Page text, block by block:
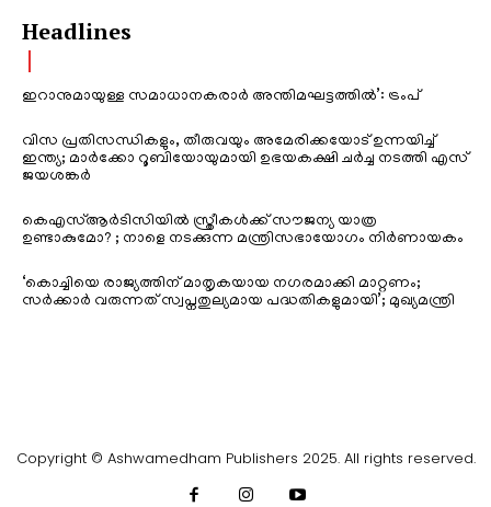
Headlines
ഇറാനുമായുള്ള സമാധാനകരാർ അന്തിമഘട്ടത്തിൽ‌’: ട്രംപ്
വിസ പ്രതിസന്ധികളും, തീരുവയും അമേരിക്കയോട് ഉന്നയിച്ച്
ഇന്ത്യ; മാർക്കോ റൂബിയോയുമായി ഉഭയകക്ഷി ചർച്ച നടത്തി എസ്
ജയശങ്കർ
കെഎസ്ആർടിസിയിൽ സ്ത്രീകൾക്ക് സൗജന്യ യാത്ര
ഉണ്ടാകുമോ? ; നാളെ നടക്കുന്ന മന്ത്രിസഭായോഗം നിർണായകം
‘കൊച്ചിയെ രാജ്യത്തിന് മാതൃകയായ നഗരമാക്കി മാറ്റണം;
സർക്കാർ വരുന്നത് സ്വപ്നതുല്യമായ പദ്ധതികളുമായി’; മുഖ്യമന്ത്രി
Copyright © Ashwamedham Publishers 2025. All rights reserved.